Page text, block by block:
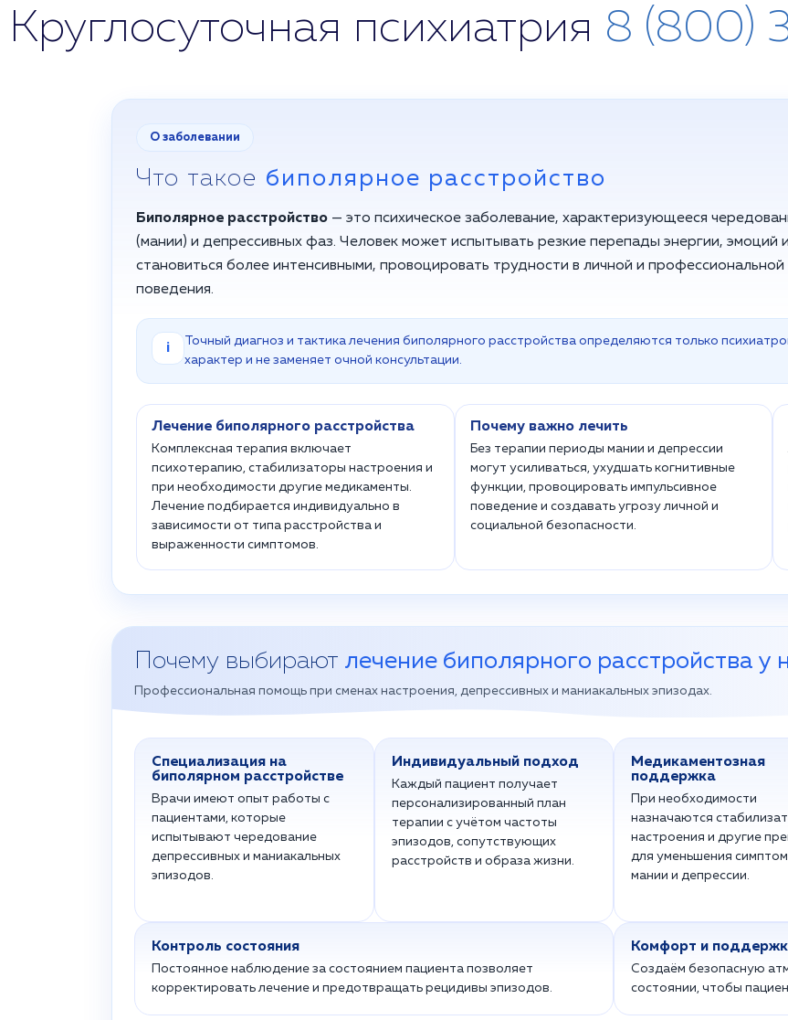
Круглосуточная психиатрия 8 (800)
О заболевании
Что такое биполярное расстройство
Биполярное расстройство — это психическое заболевание, характеризующееся
(мании) и депрессивных фаз. Человек может испытывать резкие перепады энергии, эмоций
становиться более интенсивными, провоцировать трудности в личной и
поведения.
i
Точный диагноз и тактика лечения биполярного расстройства определяются только
характер и не заменяет очной консультации.
Лечение биполярного расстройства
Комплексная терапия включает
психотерапию, стабилизаторы настроения и
при необходимости другие медикаменты.
Лечение подбирается индивидуально в
зависимости от типа расстройства и
выраженности симптомов.
Почему важно лечить
Без терапии периоды мании и депрессии
могут усиливаться, ухудшать когнитивные
функции, провоцировать импульсивное
поведение и создавать угрозу личной и
социальной безопасности.
Почему выбирают лечение биполярного расстройства у
Профессиональная помощь при сменах настроения, депрессивных и маниакальных эпизодах.
Специализация на
биполярном расстройстве
Врачи имеют опыт работы с
пациентами, которые
испытывают чередование
депрессивных и маниакальных
эпизодов.
Индивидуальный подход
Каждый пациент получает
персонализированный план
терапии с учётом частоты
эпизодов, сопутствующих
расстройств и образа жизни.
Медикаментозная
поддержка
При необходимости
назначаются
настроения и другие
для уменьшения
мании и депрессии.
Контроль состояния
Постоянное наблюдение за состоянием пациента позволяет
корректировать лечение и предотвращать рецидивы эпизодов.
Комфорт и
Создаём безопасную
состоянии, чтобы